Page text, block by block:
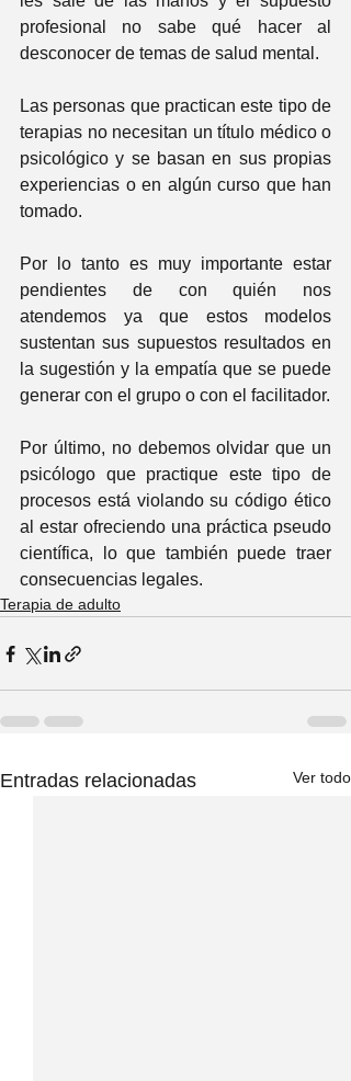
profesional no sabe qué hacer al
desconocer de temas de salud mental.
Las personas que practican este tipo de
terapias no necesitan un título médico o
psicológico y se basan en sus propias
experiencias o en algún curso que han
tomado.
Por lo tanto es muy importante estar
pendientes de con quién nos
atendemos ya que estos modelos
sustentan sus supuestos resultados en
la sugestión y la empatía que se puede
Por último, no debemos olvidar que un
psicólogo que practique este tipo de
procesos está violando su código ético
al estar ofreciendo una práctica pseudo
científica, lo que también puede traer
consecuencias legales.
Terapia de adulto
Entradas relacionadas Ver todo